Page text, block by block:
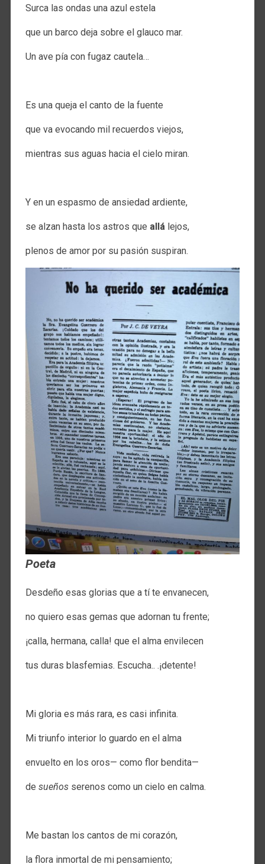
Surca las ondas una azul estela
que un barco deja sobre el glauco mar.
Un ave pía con fugaz cautela…
Es una queja el canto de la fuente
que va evocando mil recuerdos viejos,
mientras sus aguas hacia el cielo miran.
Y en un espasmo de ansiedad ardiente,
se alzan hasta los astros que allá lejos,
plenos de amor por su pasión suspiran.
Poeta
Desdeño esas glorias que a tí te envanecen,
no quiero esas gemas que adornan tu frente;
¡calla, hermana, calla! que el alma envilecen
tus duras blasfemias. Escucha.. .¡detente!
Mi gloria es más rara, es casi infinita.
Mi triunfo interior lo guardo en el alma
envuelto en los oros— como flor bendita—
de sueños serenos como un cielo en calma.
Me bastan los cantos de mi corazón,
la flora inmortal de mi pensamiento;